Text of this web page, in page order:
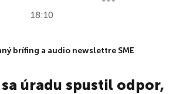
18:10
brífing a audio newslettre SME
úradu spustil odpor,